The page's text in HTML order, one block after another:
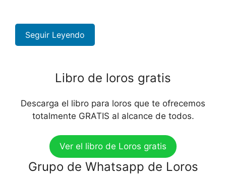
Seguir Leyendo
Libro de loros gratis
Descarga el libro para loros que te ofrecemos
totalmente GRATIS al alcance de todos.
Ver el libro de Loros gratis
Grupo de Whatsapp de Loros